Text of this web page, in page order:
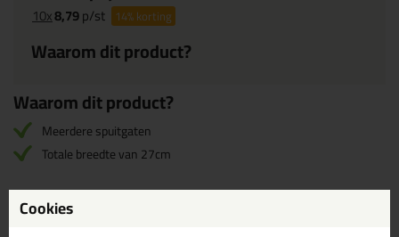
10x8,79p/st 14%korting
Waarom dit product?
Waarom dit product?
Meerdere spuitgaten
Totale breedte van 27cm
Omschrijving
Cookies